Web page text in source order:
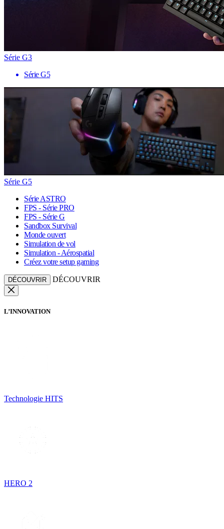
Série G3
Série G5
Série G5
Série ASTRO
FPS - Série PRO
FPS - Série G
Sandbox Survival
Monde ouvert
Simulation de vol
Simulation - Aérospatial
Créez votre setup gaming
DÉCOUVRIR DÉCOUVRIR
L’INNOVATION
Technologie HITS
HERO 2